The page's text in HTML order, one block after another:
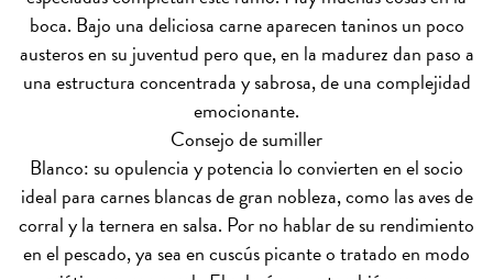
boca. Bajo una deliciosa carne aparecen taninos un poco
austeros en su juventud pero que, en la madurez dan paso a
una estructura concentrada y sabrosa, de una complejidad
emocionante.
Consejo de sumiller
Blanco: su opulencia y potencia lo convierten en el socio
ideal para carnes blancas de gran nobleza, como las aves de
corral y la ternera en salsa. Por no hablar de su rendimiento
en el pescado, ya sea en cuscús picante o tratado en modo